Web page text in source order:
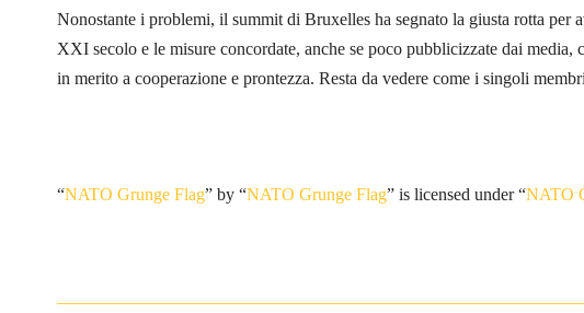
Nonostante i problemi, il summit di Bruxelles ha segnato la giusta rotta per
XXI secolo e le misure concordate, anche se poco pubblicizzate dai
in merito a cooperazione e prontezza. Resta da vedere come i singoli
“NATO Grunge Flag” by “NATO Grunge Flag” is licensed under “NATO